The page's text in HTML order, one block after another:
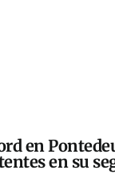
en
en su